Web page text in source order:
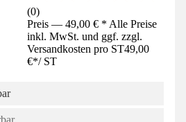
(0)
Preis — 49,00 € * Alle Preise
inkl. MwSt. und ggf. zzgl.
Versandkosten pro ST49,00
€*/ ST